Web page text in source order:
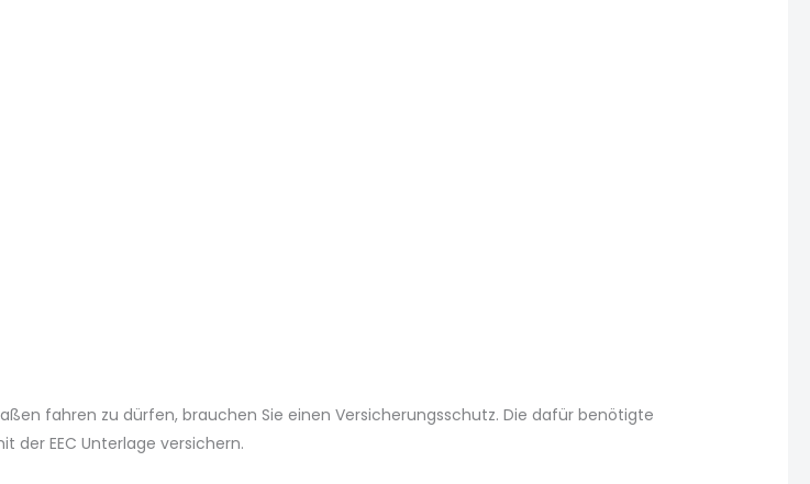
fahren zu dürfen, brauchen Sie einen Versicherungsschutz. Die dafür benötigte
der EEC Unterlage versichern.